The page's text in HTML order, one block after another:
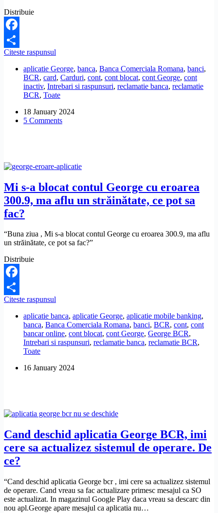
Distribuie
Facebook
Share
Citeste raspunsul
sa
deblochez
contul
BCR,
sa
merg
aplicatie George, banca, Banca Comerciala Romana, banci,
BCR, card, Carduri, cont, cont blocat, cont George, cont
inactiv, Intrebari si raspunsuri, reclamatie banca, reclamatie
BCR, Toate
18 January 2024
5 Comments
Mi s-a blocat contul George cu eroarea
300.9, ma aflu un străinătate, ce pot sa
fac?
“Buna ziua , Mi s-a blocat contul George cu eroarea 300.9, ma aflu
un străinătate, ce pot sa fac?”
Distribuie
Facebook
Share
Citeste raspunsul
a
blocat
contul
George
300.9,
ce
sa
fac?
aplicatie banca, aplicatie George, aplicatie mobile banking,
banca, Banca Comerciala Romana, banci, BCR, cont, cont
bancar online, cont blocat, cont George, George BCR,
Intrebari si raspunsuri, reclamatie banca, reclamatie BCR,
Toate
16 January 2024
Cand deschid aplicatia George BCR, imi
cere sa actualizez sistemul de operare. De
ce?
“Cand deschid aplicatia George bcr , imi cere sa actualizez sistemul
de operare. Cand vreau sa fac actualizare primesc mesajul ca SO
este actualizat. In magazinul Google Play daca vreau sa descarc din
nou apl.George apare mesajul ca aplicatia nu…